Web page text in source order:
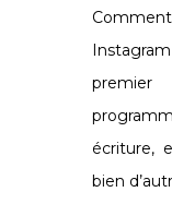
écriture,
bien